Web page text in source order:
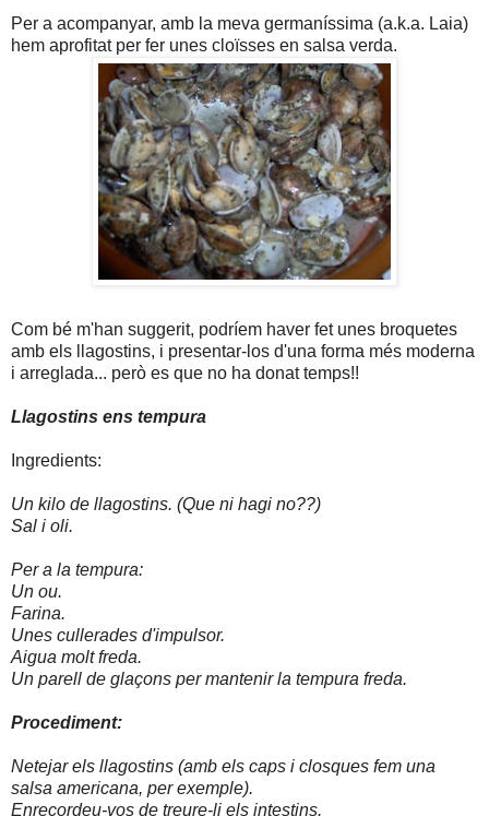
Per a acompanyar, amb la meva germaníssima (a.k.a. Laia)
hem aprofitat per fer unes cloïsses en salsa verda.
Com bé m'han suggerit, podríem haver fet unes broquetes
amb els llagostins, i presentar-los d'una forma més moderna
i arreglada... però es que no ha donat temps!!
Llagostins ens tempura
Ingredients:
Un kilo de llagostins. (Que ni hagi no??)
Sal i oli.
Per a la tempura:
Un ou.
Farina.
Unes cullerades d'impulsor.
Aigua molt freda.
Un parell de glaçons per mantenir la tempura freda.
Procediment:
Netejar els llagostins (amb els caps i closques fem una
salsa americana, per exemple).
Enrecordeu-vos de treure-li els intestins.